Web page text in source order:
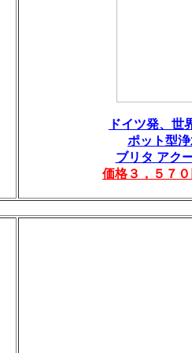
ドイツ発、世
ポット型浄
ブリタ アク
価格３，５７０